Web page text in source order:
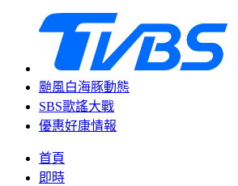
颱風白海豚動態
SBS歌謠大戰
優惠好康情報
首頁
即時